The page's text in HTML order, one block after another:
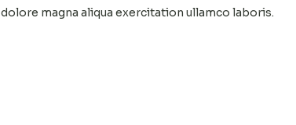
dolore magna aliqua exercitation ullamco laboris.